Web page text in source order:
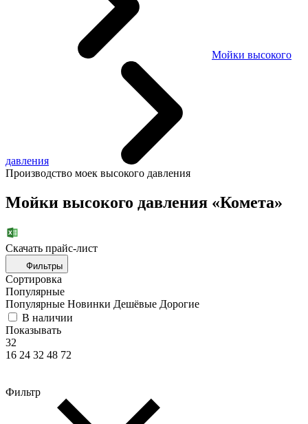
Мойки высокого
давления
Производство моек высокого давления
Мойки высокого давления «Комета»
Скачать прайc-лист
Фильтры
Сортировка
Популярные
Популярные Новинки Дешёвые Дорогие
В наличии
Показывать
32
16 24 32 48 72
Фильтр